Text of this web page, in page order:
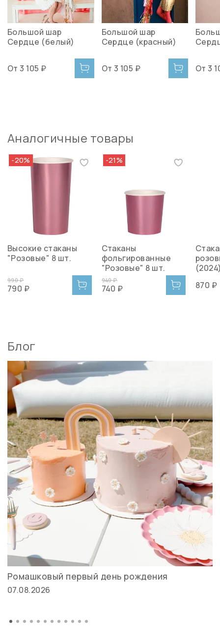
Большой шар
Сердце (белый)
От 3 105 ₽
Большой шар
Сердце (красный)
От 3 105 ₽ От 3
Аналогичные товары
-20%
Высокие стаканы
"Розовые" 8 шт.
990 ₽
790 ₽
-21%
Стаканы
фольгированные
"Розовые" 8 шт.
940 ₽
740 ₽
870 ₽
Блог
Ромашковый первый день рождения
07.08.2026